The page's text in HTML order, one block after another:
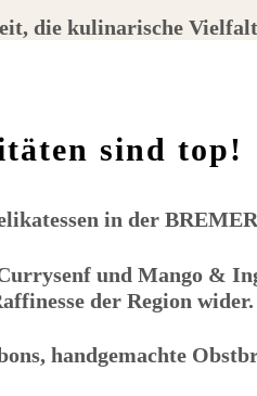
die kulinarische Vielfalt
sind top!
in der
und Mango &
der Region wider.
handgemachte